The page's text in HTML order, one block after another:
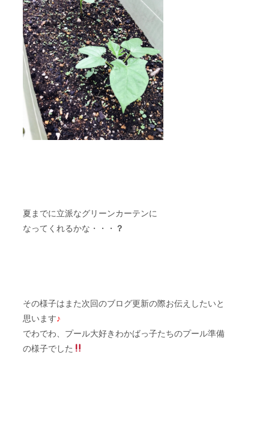
夏までに立派なグリーンカーテンに
なってくれるかな・・・ ？
その様子はまた次回のブログ更新の際お伝えしたいと
思います♪
でわでわ、プール大好きわかばっ子たちのプール準備
の様子でした